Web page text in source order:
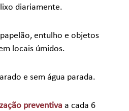
diariamente.
entulho e objetos
locais úmidos.
e sem água parada.
preventiva a cada 6